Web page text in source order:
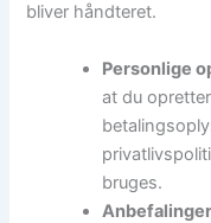
bliver håndteret.
Personlige
at du
bruges.